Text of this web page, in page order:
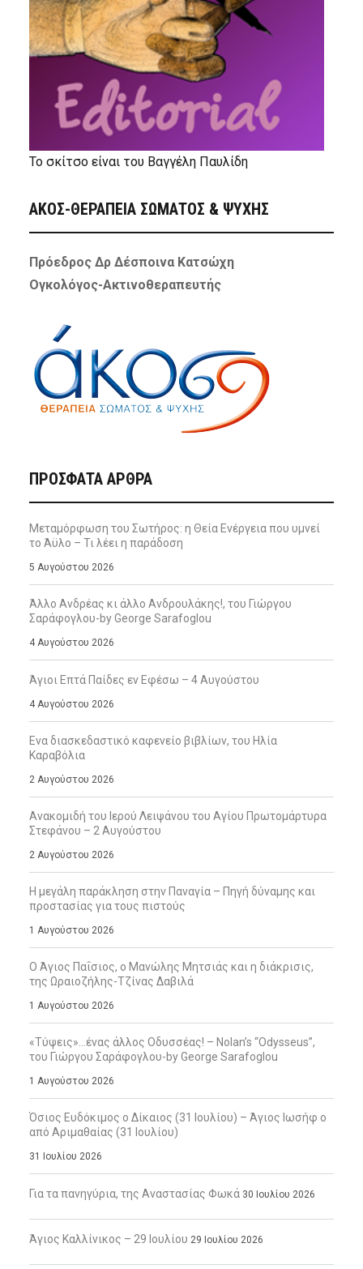
Το σκίτσο είναι του Βαγγέλη Παυλίδη
ΑΚΟΣ-ΘΕΡΑΠΕΙΑ ΣΩΜΑΤΟΣ & ΨΥΧΗΣ
Πρόεδρος Δρ Δέσποινα Κατσώχη
Ογκολόγος-Ακτινοθεραπευτής
ΠΡΌΣΦΑΤΑ ΆΡΘΡΑ
Μεταμόρφωση του Σωτήρος: η Θεία Ενέργεια που υμνεί
το Άϋλο – Τι λέει η παράδοση
5 Αυγούστου 2026
Άλλο Ανδρέας κι άλλο Ανδρουλάκης!, του Γιώργου
Σαράφογλου-by George Sarafoglou
4 Αυγούστου 2026
Άγιοι Επτά Παίδες εν Εφέσω – 4 Αυγούστου
4 Αυγούστου 2026
Ενα διασκεδαστικό καφενείο βιβλίων, του Ηλία
Καραβόλια
2 Αυγούστου 2026
Ανακομιδή του Ιερού Λειψάνου του Αγίου Πρωτομάρτυρα
Στεφάνου – 2 Αυγούστου
2 Αυγούστου 2026
Η μεγάλη παράκληση στην Παναγία – Πηγή δύναμης και
προστασίας για τους πιστούς
1 Αυγούστου 2026
Ο Άγιος Παΐσιος, ο Μανώλης Μητσιάς και η διάκρισις,
της Ωραιοζήλης-Τζίνας Δαβιλά
1 Αυγούστου 2026
«Τύψεις»…ένας άλλος Οδυσσέας! – Nolan’s “Odysseus”,
του Γιώργου Σαράφογλου-by George Sarafoglou
1 Αυγούστου 2026
Όσιος Ευδόκιμος ο Δίκαιος (31 Ιουλίου) – Άγιος Ιωσήφ ο
από Αριμαθαίας (31 Ιουλίου)
31 Ιουλίου 2026
Για τα πανηγύρια, της Αναστασίας Φωκά 30 Ιουλίου 2026
Άγιος Καλλίνικος – 29 Ιουλίου 29 Ιουλίου 2026